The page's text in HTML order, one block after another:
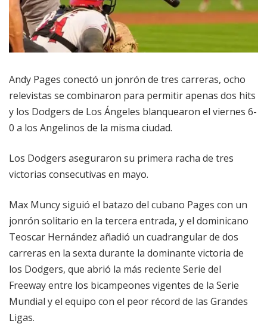
Andy Pages conectó un jonrón de tres carreras, ocho
relevistas se combinaron para permitir apenas dos hits
y los Dodgers de Los Ángeles blanquearon el viernes 6-
0 a los Angelinos de la misma ciudad.
Los Dodgers aseguraron su primera racha de tres
victorias consecutivas en mayo.
Max Muncy siguió el batazo del cubano Pages con un
jonrón solitario en la tercera entrada, y el dominicano
Teoscar Hernández añadió un cuadrangular de dos
carreras en la sexta durante la dominante victoria de
los Dodgers, que abrió la más reciente Serie del
Freeway entre los bicampeones vigentes de la Serie
Mundial y el equipo con el peor récord de las Grandes
Ligas.